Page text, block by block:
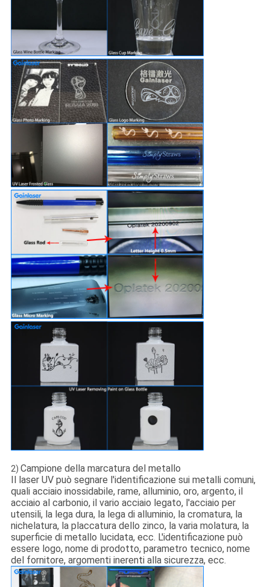
2) Campione della marcatura del metallo
Il laser UV può segnare l'identificazione sui metalli comuni,
quali acciaio inossidabile, rame, alluminio, oro, argento, il
acciaio al carbonio, il vario acciaio legato, l'acciaio per
utensili, la lega dura, la lega di alluminio, la cromatura, la
nichelatura, la placcatura dello zinco, la varia molatura, la
superficie di metallo lucidata, ecc. L'identificazione può
essere logo, nome di prodotto, parametro tecnico, nome
del fornitore, argomenti inerenti alla sicurezza, ecc.